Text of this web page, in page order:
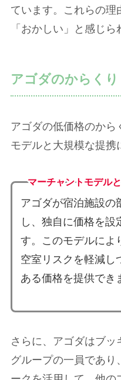
ています。これらの
「おかしい」と感じ
アゴダのからく
アゴダの低価格のから
モデルと大規模な提携
マーチャントモデル
アゴダが宿泊施設の
し、独自に価格を
す。このモデルによ
空室リスクを軽減し
ある価格を提供でき
さらに、アゴダはブッ
グループの一員であり